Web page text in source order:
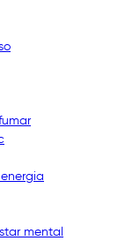
mental